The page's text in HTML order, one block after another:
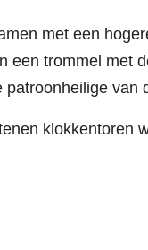
met een
een trommel met
van
klokkentoren